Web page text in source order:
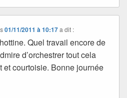
01/11/2011 à 10:17 a dit :
Quel travail encore de
d’orchestrer tout cela
et courtoisie. Bonne journée